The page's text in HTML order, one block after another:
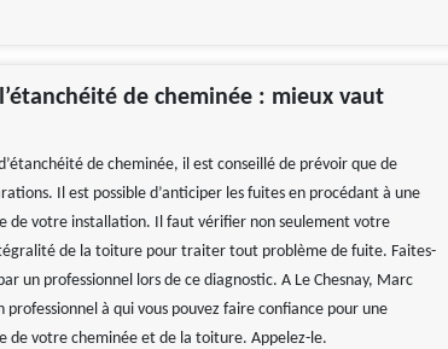
de cheminée : mieux vaut
de cheminée, il est conseillé de prévoir que de
Il est possible d’anticiper les fuites en procédant à une
de votre installation. Il faut vérifier non seulement votre
de la toiture pour traiter tout problème de fuite. Faites-
un professionnel lors de ce diagnostic. A Le Chesnay, Marc
professionnel à qui vous pouvez faire confiance pour une
de votre cheminée et de la toiture. Appelez-le.